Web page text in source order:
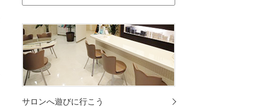
サロンへ遊びに行こう